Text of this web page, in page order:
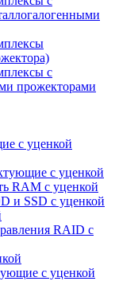
с
прожекторами
с уценкой
с уценкой
RAM с уценкой
и SSD с уценкой
RAID с
с уценкой